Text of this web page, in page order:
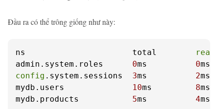
Đầu ra có thể trông giống như này:
ns                      total
read
admin.system.roles 0ms 0
config .system.sessions 3ms 2
mydb.users
10ms 8
mydb.products 5ms 4